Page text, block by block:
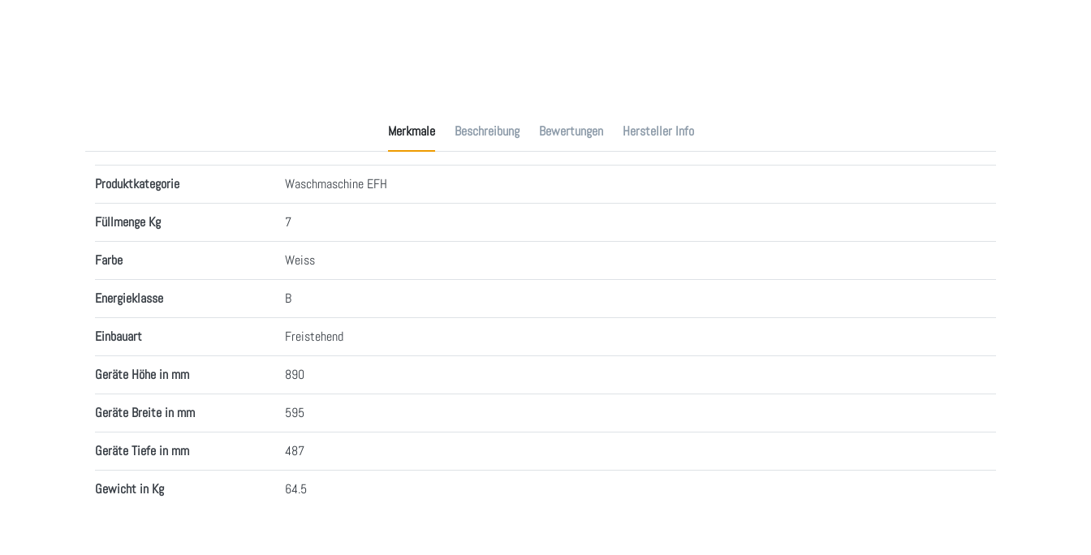
Merkmale Beschreibung Bewertungen Hersteller Info
Produktkategorie Waschmaschine EFH
Füllmenge Kg 7
Farbe Weiss
Energieklasse B
Einbauart Freistehend
Geräte Höhe in mm 890
Geräte Breite in mm 595
Geräte Tiefe in mm 487
Gewicht in Kg 64.5